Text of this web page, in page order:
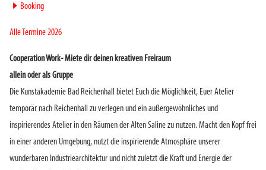
► Booking
Alle Termine 2026
Cooperation Work- Miete dir deinen kreativen Freiraum
allein oder als Gruppe
Die Kunstakademie Bad Reichenhall bietet Euch die Möglichkeit, Euer Atelier
temporär nach Reichenhall zu verlegen und ein außergewöhnliches und
inspirierendes Atelier in den Räumen der Alten Saline zu nutzen. Macht den Kopf frei
in einer anderen Umgebung, nutzt die inspirierende Atmosphäre unserer
wunderbaren Industriearchitektur und nicht zuletzt die Kraft und Energie der